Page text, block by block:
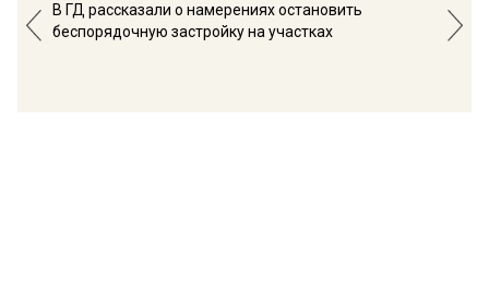
В ГД рассказали о намерениях остановить
беспорядочную застройку на участках